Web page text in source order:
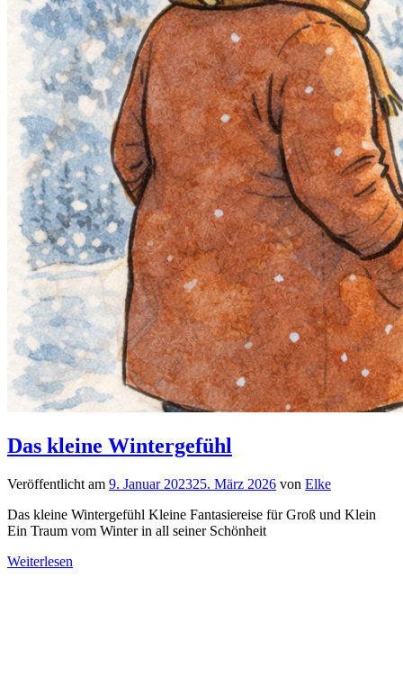
Das kleine Wintergefühl
Veröffentlicht am 9. Januar 202325. März 2026 von Elke
Das kleine Wintergefühl Kleine Fantasiereise für Groß und Klein
Ein Traum vom Winter in all seiner Schönheit
Weiterlesen